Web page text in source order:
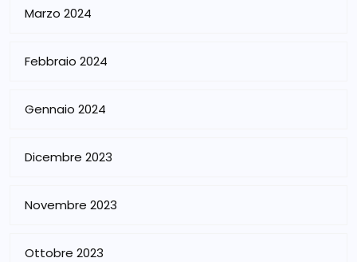
Marzo 2024
Febbraio 2024
Gennaio 2024
Dicembre 2023
Novembre 2023
Ottobre 2023